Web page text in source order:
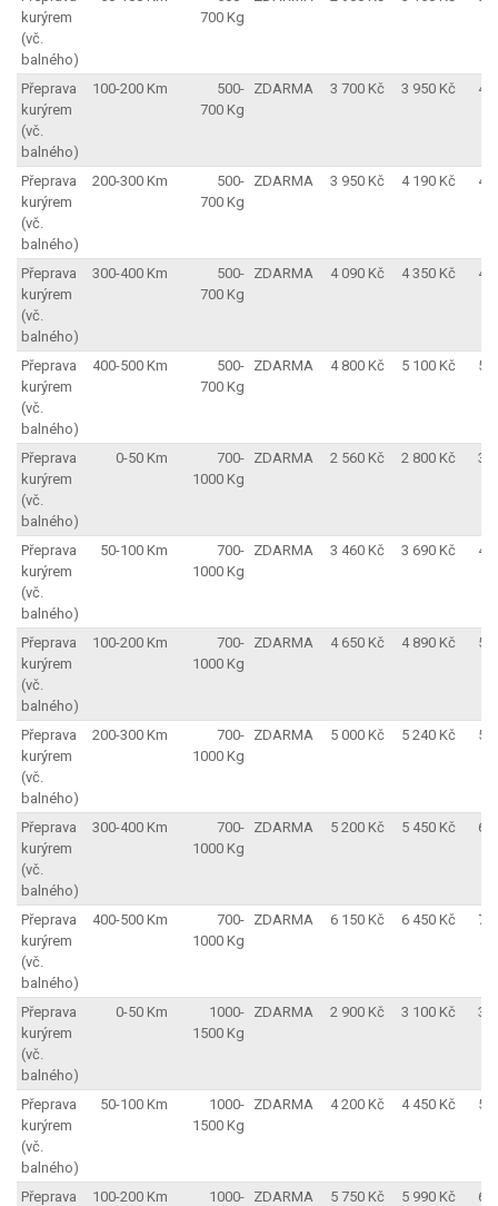
kurýrem
(vč.
balného)
700 Kg
Přeprava
kurýrem
(vč.
balného)
100-200 Km
500-
700 Kg
ZDARMA 3 700 Kč 3 950 Kč 4
Přeprava
kurýrem
(vč.
balného)
200-300 Km
500-
700 Kg
ZDARMA 3 950 Kč 4 190 Kč 4
Přeprava
kurýrem
(vč.
balného)
300-400 Km
500-
700 Kg
ZDARMA 4 090 Kč 4 350 Kč 4
Přeprava
kurýrem
(vč.
balného)
400-500 Km
500-
700 Kg
ZDARMA 4 800 Kč 5 100 Kč 5
Přeprava
kurýrem
(vč.
balného)
0-50 Km
700-
1000 Kg
ZDARMA 2 560 Kč 2 800 Kč 3
Přeprava
kurýrem
(vč.
balného)
50-100 Km
700-
1000 Kg
ZDARMA 3 460 Kč 3 690 Kč 4
Přeprava
kurýrem
(vč.
balného)
100-200 Km
700-
1000 Kg
ZDARMA 4 650 Kč 4 890 Kč 5
Přeprava
kurýrem
(vč.
balného)
200-300 Km
700-
1000 Kg
ZDARMA 5 000 Kč 5 240 Kč 5
Přeprava
kurýrem
(vč.
balného)
300-400 Km
700-
1000 Kg
ZDARMA 5 200 Kč 5 450 Kč 6
Přeprava
kurýrem
(vč.
balného)
400-500 Km
700-
1000 Kg
ZDARMA 6 150 Kč 6 450 Kč 7
Přeprava
kurýrem
(vč.
balného)
0-50 Km
1000-
1500 Kg
ZDARMA 2 900 Kč 3 100 Kč 3
Přeprava
kurýrem
(vč.
balného)
50-100 Km
1000-
1500 Kg
ZDARMA 4 200 Kč 4 450 Kč 5
Přeprava
100-200 Km
1000- ZDARMA 5 750 Kč 5 990 Kč 6